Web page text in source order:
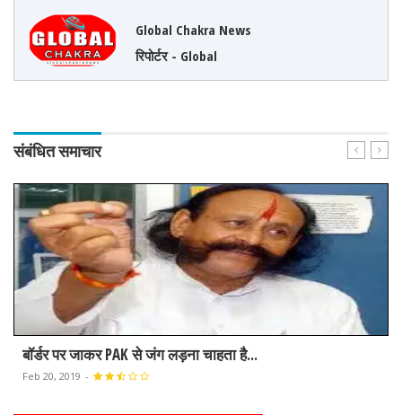
Global Chakra News
रिपोर्टर - Global
संबंधित समाचार
कोविड-19 : भारत में करीब 40 करोड़ लोगों को...
Apr 08, 2020 -